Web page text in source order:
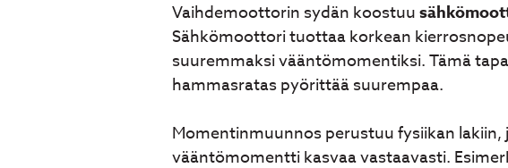
Vaihdemoottorin sydän koostuu
Sähkömoottori tuottaa korkean
suuremmaksi vääntömomentiksi. Tämä
hammasratas pyörittää suurempaa.
Momentinmuunnos perustuu fysiikan
vääntömomentti kasvaa vastaavasti.